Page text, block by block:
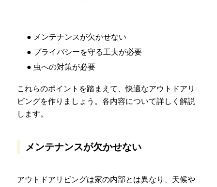
● メンテナンスが欠かせない
● プライバシーを守る工夫が必要
● 虫への対策が必要
これらのポイントを踏まえて、快適なアウトドアリ
ビングを作りましょう。各内容について詳しく解説
します。
メンテナンスが欠かせない
アウトドアリビングは家の内部とは異なり、天候や